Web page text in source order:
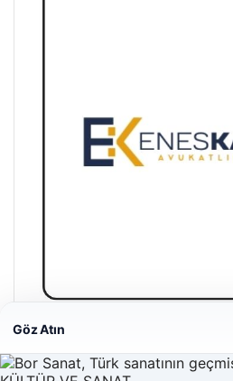
Enes Kaplan Avukatlık Bürosu
28/04/2026
Göz Atın